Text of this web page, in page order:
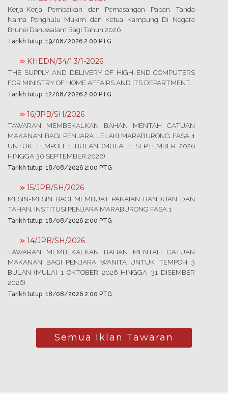
​Kerja-Kerja Pembaikan dan Pemasangan Papan Tanda
Nama Penghulu Mukim dan Ketua Kampung Di Negara
Brunei Darussalam Bagi Tahun 2026
Tarikh tutup: 19/08/2026 2:00 PTG
» KHEDN/34/1.3/1-2026
​THE SUPPLY AND DELIVERY OF HIGH-END COMPUTERS
FOR MINISTRY OF HOME AFFAIRS AND ITS DEPARTMENT.
Tarikh tutup: 12/08/2026 2:00 PTG
» 16/JPB/SH/2026
​TAWARAN MEMBEKALKAN BAHAN MENTAH CATUAN
MAKANAN BAGI PENJARA LELAKI MARABURONG FASA 1
UNTUK TEMPOH 1 BULAN (MULAI 1 SEPTEMBER 2026
HINGGA 30 SEPTEMBER​ 2026)
Tarikh tutup: 18/08/2026 2:00 PTG
» 15/JPB/SH/2026
​MESIN-MESIN BAGI MEMBUAT PAKAIAN BANDUAN DAN
TAHAN, INSTITUSI PENJARA MARABURONG FASA 1
Tarikh tutup: 18/08/2026 2:00 PTG
» 14/JPB/SH/2026
​TAWARAN MEMBEKALKAN BAHAN MENTAH CATUAN
MAKANAN BAGI PENJARA WANITA UNTUK TEMPOH 3
BULAN (MULAI 1 OKTOBER 2026 HINGGA 31 DISEMBER
2026)
Tarikh tutup: 18/08/2026 2:00 PTG
Semua Iklan Tawaran